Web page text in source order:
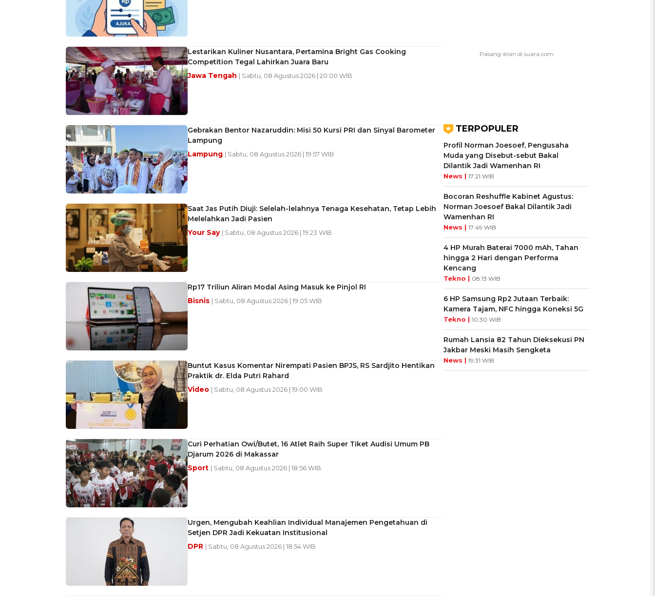
Lestarikan Kuliner Nusantara, Pertamina Bright Gas Cooking
Competition Tegal Lahirkan Juara Baru
Jawa Tengah | Sabtu, 08 Agustus 2026 | 20:00 WIB
Gebrakan Bentor Nazaruddin: Misi 50 Kursi PRI dan Sinyal Barometer
Lampung
Lampung | Sabtu, 08 Agustus 2026 | 19:57 WIB
Saat Jas Putih Diuji: Selelah-lelahnya Tenaga Kesehatan, Tetap Lebih
Melelahkan Jadi Pasien
Your Say | Sabtu, 08 Agustus 2026 | 19:23 WIB
Rp17 Triliun Aliran Modal Asing Masuk ke Pinjol RI
Bisnis | Sabtu, 08 Agustus 2026 | 19:05 WIB
Buntut Kasus Komentar Nirempati Pasien BPJS, RS Sardjito Hentikan
Praktik dr. Elda Putri Rahard
Video | Sabtu, 08 Agustus 2026 | 19:00 WIB
Curi Perhatian Owi/Butet, 16 Atlet Raih Super Tiket Audisi Umum PB
Djarum 2026 di Makassar
Sport | Sabtu, 08 Agustus 2026 | 18:56 WIB
Urgen, Mengubah Keahlian Individual Manajemen Pengetahuan di
Setjen DPR Jadi Kekuatan Institusional
DPR | Sabtu, 08 Agustus 2026 | 18:54 WIB
TERPOPULER
Profil Norman Joesoef, Pengusaha
Muda yang Disebut-sebut Bakal
Dilantik Jadi Wamenhan RI
News | 17:21 WIB
Bocoran Reshuffle Kabinet Agustus:
Norman Joesoef Bakal Dilantik Jadi
Wamenhan RI
News | 17:49 WIB
4 HP Murah Baterai 7000 mAh, Tahan
hingga 2 Hari dengan Performa
Kencang
Tekno | 08:13 WIB
6 HP Samsung Rp2 Jutaan Terbaik:
Kamera Tajam, NFC hingga Koneksi 5G
Tekno | 10:30 WIB
Rumah Lansia 82 Tahun Dieksekusi PN
Jakbar Meski Masih Sengketa
News | 19:31 WIB